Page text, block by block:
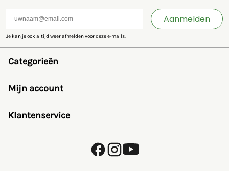
Aanmelden
Je kan je ook altijd weer afmelden voor deze e-mails.
Categorieën
Bruder
SIKU
Rolly Toys
Britains
Kids Globe
Jamara
Mijn account
Wensenlijst
Wachtwoord herstellen
Account aanmaken
Klantenservice